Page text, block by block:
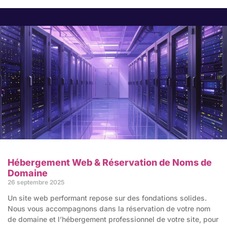
Hébergement Web & Réservation de Noms de
Domaine
26 septembre 2025
Un site web performant repose sur des fondations solides.
Nous vous accompagnons dans la réservation de votre nom
de domaine et l’hébergement professionnel de votre site, pour